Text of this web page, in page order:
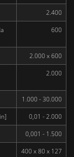
2.400
600
2.000 x 600
2.000
1.000 - 30.000
0,01 - 2.000
0,001 - 1.500
400 x 80 x 127